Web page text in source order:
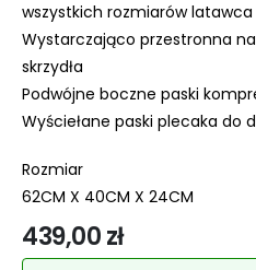
wszystkich rozmiarów latawca
Wystarczająco przestronna
skrzydła
Podwójne boczne paski
Wyściełane paski plecaka do
Rozmiar
62CM X 40CM X 24CM
439,00zł